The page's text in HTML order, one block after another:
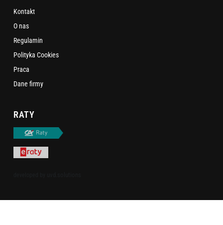
Kontakt
O nas
Regulamin
Polityka Cookies
Praca
Dane firmy
RATY